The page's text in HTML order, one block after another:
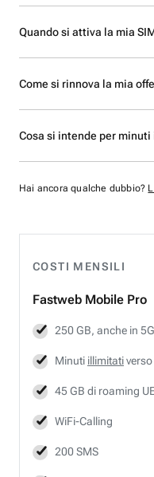
COSTI MENSILI
Fastweb Mobile Pro
250 GB, anche in 5G
Minuti illimitati
45 GB di roaming
WiFi-Calling
200 SMS
Quando si attiva la mia
Come si rinnova la mia
Cosa si intende per
Hai ancora qualche dubbio?